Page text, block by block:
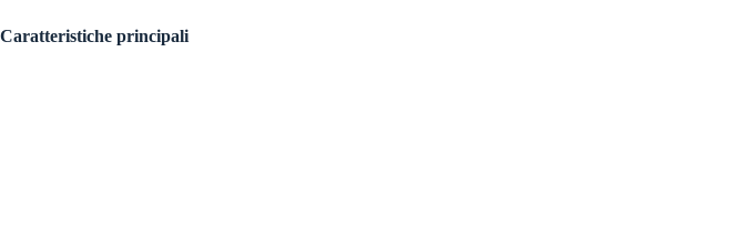
Caratteristiche principali